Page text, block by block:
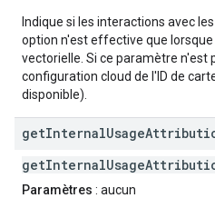
Indique si les interactions avec
option n'est effective que
vectorielle. Si ce paramètre n'est
configuration cloud de l'ID de
disponible).
getInternalUsage
Paramètres : aucun